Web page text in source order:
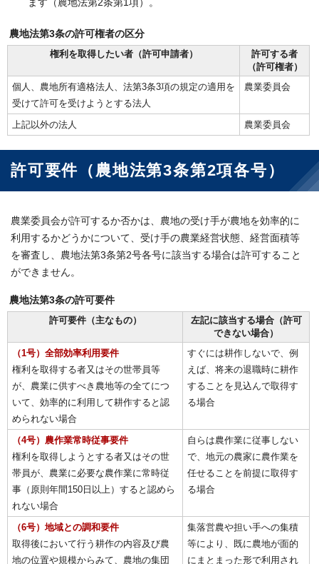
ます（農地法第2条第1項）。
農地法第3条の許可権者の区分
権利を取得したい者（許可申請者）
許可する者
（許可権者）
個人、農地所有適格法人、法第3条3項の規定の適用を
受けて許可を受けようとする法人
農業委員会
上記以外の法人 農業委員会
許可要件（農地法第3条第2項各号）
農業委員会が許可するか否かは、農地の受け手が農地を効率的に
利用するかどうかについて、受け手の農業経営状態、経営面積等
を審査し、農地法第3条第2号各号に該当する場合は許可すること
ができません。
農地法第3条の許可要件
許可要件（主なもの）
左記に該当する場合（許可
できない場合）
（1号）全部効率利用要件
権利を取得する者又はその世帯員等
が、農業に供すべき農地等の全てにつ
いて、効率的に利用して耕作すると認
められない場合
すぐには耕作しないで、例
えば、将来の退職時に耕作
することを見込んで取得す
る場合
（4号）農作業常時従事要件
権利を取得しようとする者又はその世
帯員が、農業に必要な農作業に常時従
事（原則年間150日以上）すると認めら
れない場合
自らは農作業に従事しない
で、地元の農家に農作業を
任せることを前提に取得す
る場合
（6号）地域との調和要件
取得後において行う耕作の内容及び農
地の位置や規模からみて、農地の集団
集落営農や担い手への集積
等により、既に農地が面的
にまとまった形で利用され